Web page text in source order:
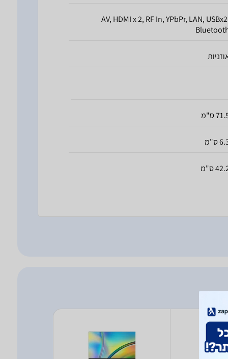
AV, HDMI x 2, RF In, YPbPr, LAN,
ס"מ
ס"מ
ס"מ